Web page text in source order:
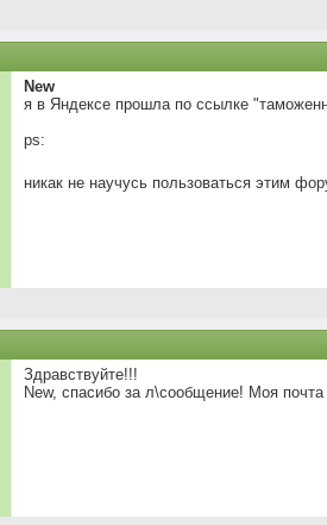
New
я в Яндексе прошла по ссылке
ps:
никак не научусь пользоваться этим
Здравствуйте!!!
New, спасибо за л\сообщение! Моя почта